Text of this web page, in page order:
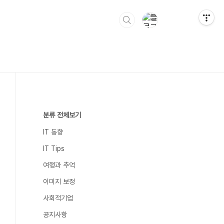
분류 전체보기
IT 동향
IT Tips
여행과 추억
이미지 보정
사회적기업
공지사항